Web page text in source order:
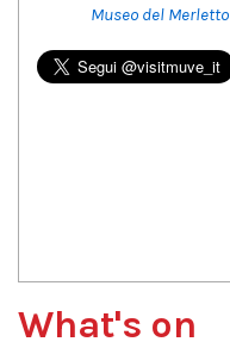
Museo del Merletto
What's on